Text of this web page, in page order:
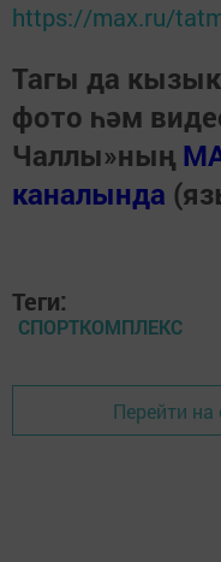
https://max.ru/
Тагы да
фото һәм
Чаллы»ның
каналында
Теги:
СПОРТКОМПЛЕКС
Перейти на